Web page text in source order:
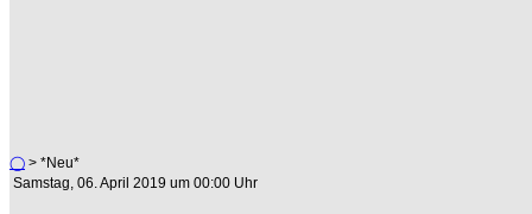
◯ > *Neu*
Samstag, 06. April 2019 um 00:00 Uhr